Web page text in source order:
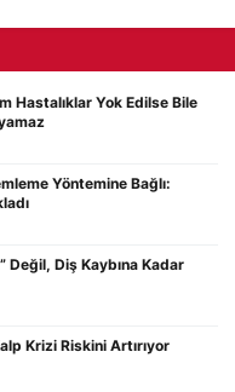
Hastalıklar Yok Edilse Bile
Yöntemine Bağlı:
Değil, Diş Kaybına Kadar
Krizi Riskini Artırıyor